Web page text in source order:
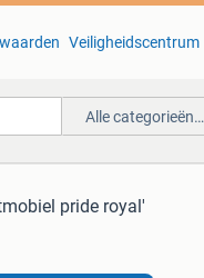
Veiligheidscentrum
Alle categorieën…
pride royal'